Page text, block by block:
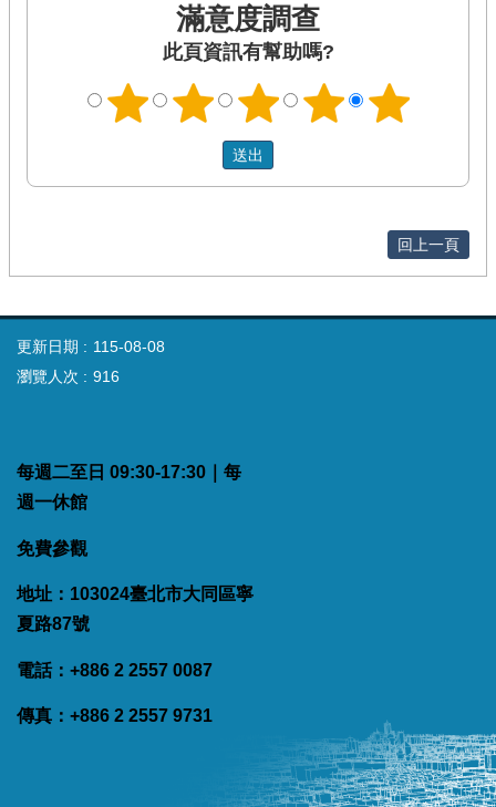
滿意度調查
此頁資訊有幫助嗎?
回上一頁
更新日期
115-08-08
瀏覽人次
916
每週二至日 09:30-17:30｜每
週一休館
免費參觀
地址：103024臺北市大同區寧
夏路87號
電話：+886 2 2557 0087
傳真：+886 2 2557 9731